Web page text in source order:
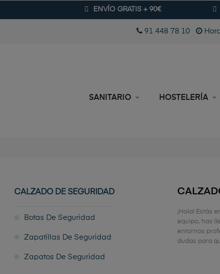
ENVÍO GRATIS + 90€
91 448 78 10
SANITARIO HOSTELERÍA
CALZADO DE SEGURIDAD
Botas De Seguridad
Zapatillas De Seguridad
Zapatos De Seguridad
¡Hola! Estás
equipo, has
entornos
dudas para